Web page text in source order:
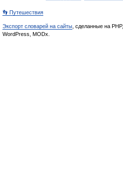
👣 Путешествия
Экспорт словарей на сайты , сделанные на PHP,
WordPress, MODx.